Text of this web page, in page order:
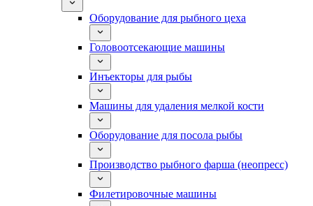
Оборудование для рыбного цеха
Головоотсекающие машины
Инъекторы для рыбы
Машины для удаления мелкой кости
Оборудование для посола рыбы
Производство рыбного фарша (неопресс)
Филетировочные машины